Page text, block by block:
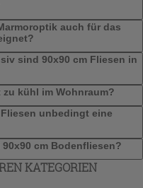
auch für das
sind 90x90 cm Fliesen in
kühl im Wohnraum?
unbedingt eine
cm Bodenfliesen?
KATEGORIEN